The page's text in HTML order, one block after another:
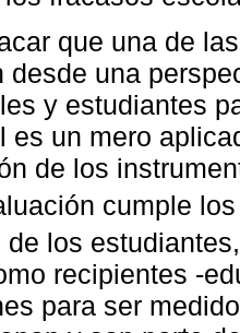
que una de
desde una
y estudiantes
es un mero
de los
cumple
de los
recipientes -
para ser